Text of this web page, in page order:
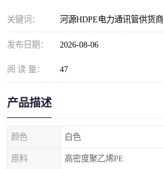
关键词： 河源HDPE电力通讯管供货商
发布日期： 2026-08-06
阅 读 量： 47
产品描述
颜色 白色
原料 高密度聚乙烯PE